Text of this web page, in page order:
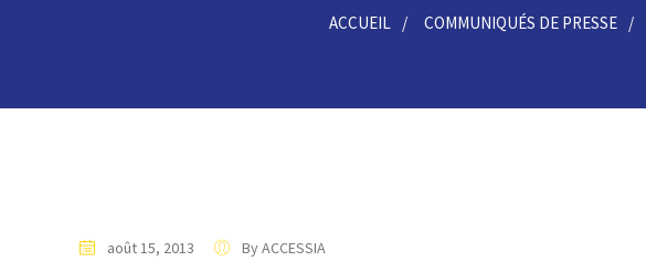
ACCUEIL COMMUNIQUÉS DE PRESSE
août 15, 2013 By ACCESSIA